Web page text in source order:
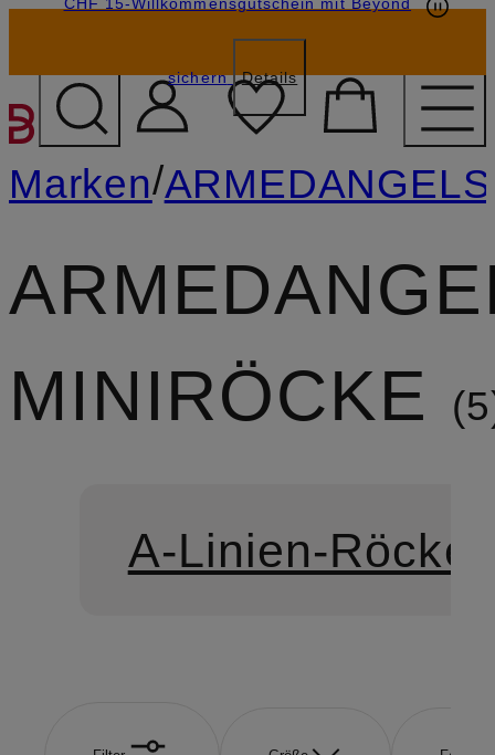
ZUM HAUPTINHALT
sichern Details
Marken/ARMEDANGELS
MINIRÖCKE
5
A-Linien-Röcke